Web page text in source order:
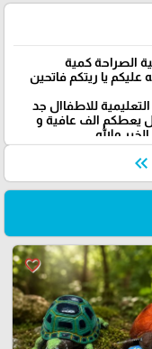
الصراحة كمية
عليكم يا ريتكم فاتحين
للاطفاال جد
يعطكم الف عافية و
والله
keyboard_double_arrow_left
favorite_border